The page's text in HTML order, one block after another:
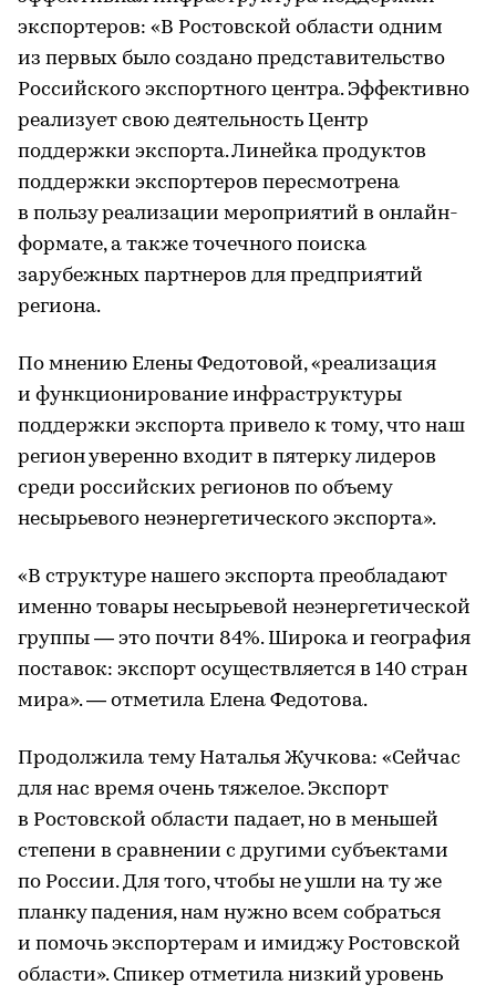
экспортеров: «В Ростовской области одним
из первых было создано представительство
Российского экспортного центра. Эффективно
реализует свою деятельность Центр
поддержки экспорта. Линейка продуктов
поддержки экспортеров пересмотрена
в пользу реализации мероприятий в онлайн-
формате, а также точечного поиска
зарубежных партнеров для предприятий
региона.
По мнению Елены Федотовой, «реализация
и функционирование инфраструктуры
поддержки экспорта привело к тому, что наш
регион уверенно входит в пятерку лидеров
среди российских регионов по объему
несырьевого неэнергетического экспорта».
«В структуре нашего экспорта преобладают
именно товары несырьевой неэнергетической
группы — это почти 84%. Широка и география
поставок: экспорт осуществляется в 140 стран
мира». — отметила Елена Федотова.
Продолжила тему Наталья Жучкова: «Сейчас
для нас время очень тяжелое. Экспорт
в Ростовской области падает, но в меньшей
степени в сравнении с другими субъектами
по России. Для того, чтобы не ушли на ту же
планку падения, нам нужно всем собраться
и помочь экспортерам и имиджу Ростовской
области». Спикер отметила низкий уровень